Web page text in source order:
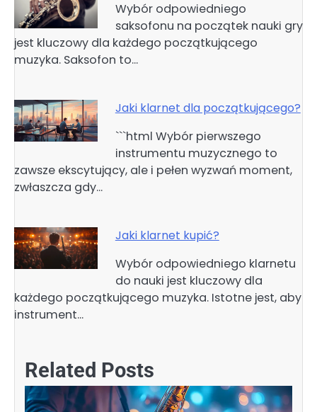
Wybór odpowiedniego
saksofonu na początek nauki gry
jest kluczowy dla każdego początkującego
muzyka. Saksofon to…
Jaki klarnet dla początkującego?
```html Wybór pierwszego
instrumentu muzycznego to
zawsze ekscytujący, ale i pełen wyzwań moment,
zwłaszcza gdy…
Jaki klarnet kupić?
Wybór odpowiedniego klarnetu
do nauki jest kluczowy dla
każdego początkującego muzyka. Istotne jest, aby
instrument…
Related Posts